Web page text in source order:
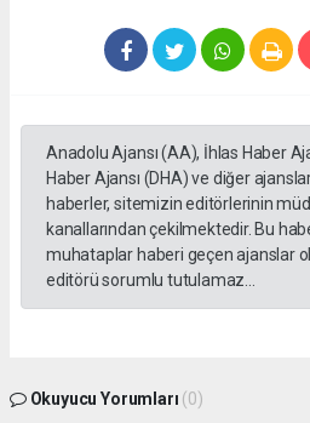
Anadolu Ajansı (AA), İhlas Haber
Haber Ajansı (DHA) ve diğer
haberler, sitemizin editörlerinin
kanallarından çekilmektedir. Bu
muhataplar haberi geçen ajanslar
editörü sorumlu tutulamaz...
Okuyucu Yorumları (0)